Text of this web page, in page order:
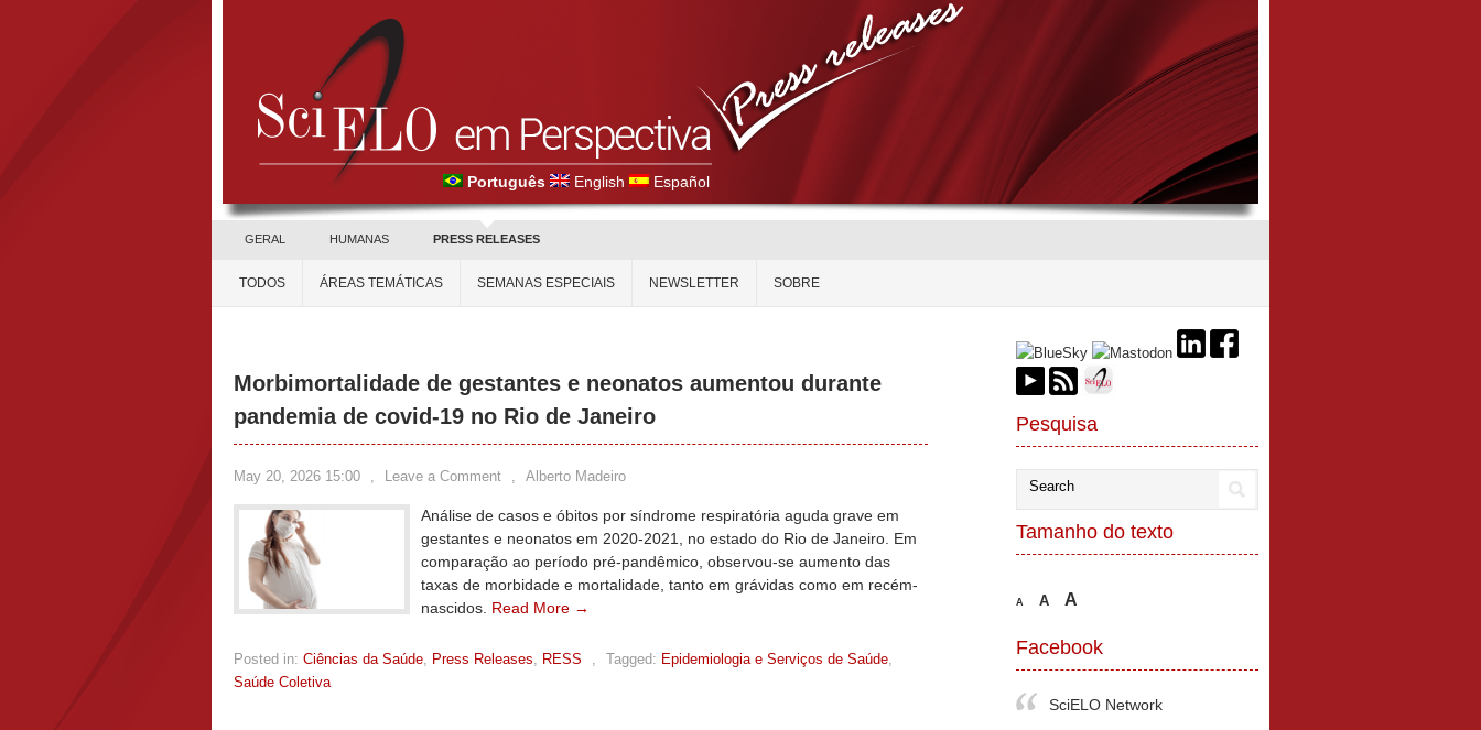
Português English Español
GERAL HUMANAS PRESS RELEASES
TODOS ÁREAS TEMÁTICAS SEMANAS ESPECIAIS NEWSLETTER SOBRE
Morbimortalidade de gestantes e neonatos aumentou durante
pandemia de covid-19 no Rio de Janeiro
May 20, 2026 15:00 , Leave a Comment , Alberto Madeiro
Análise de casos e óbitos por síndrome respiratória aguda grave em
gestantes e neonatos em 2020-2021, no estado do Rio de Janeiro. Em
comparação ao período pré-pandêmico, observou-se aumento das
taxas de morbidade e mortalidade, tanto em grávidas como em recém-
nascidos. Read More →
Posted in: Ciências da Saúde, Press Releases, RESS , Tagged: Epidemiologia e Serviços de Saúde,
Saúde Coletiva
Pesquisa
Tamanho do texto
A A A
Facebook
SciELO Network